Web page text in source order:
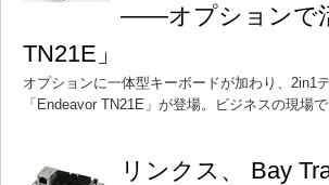
――オプションで
TN21E」
オプションに一体型キーボードが加わり、2in1
「Endeavor TN21E」が登場。ビジネスの現場
リンクス、 Bay